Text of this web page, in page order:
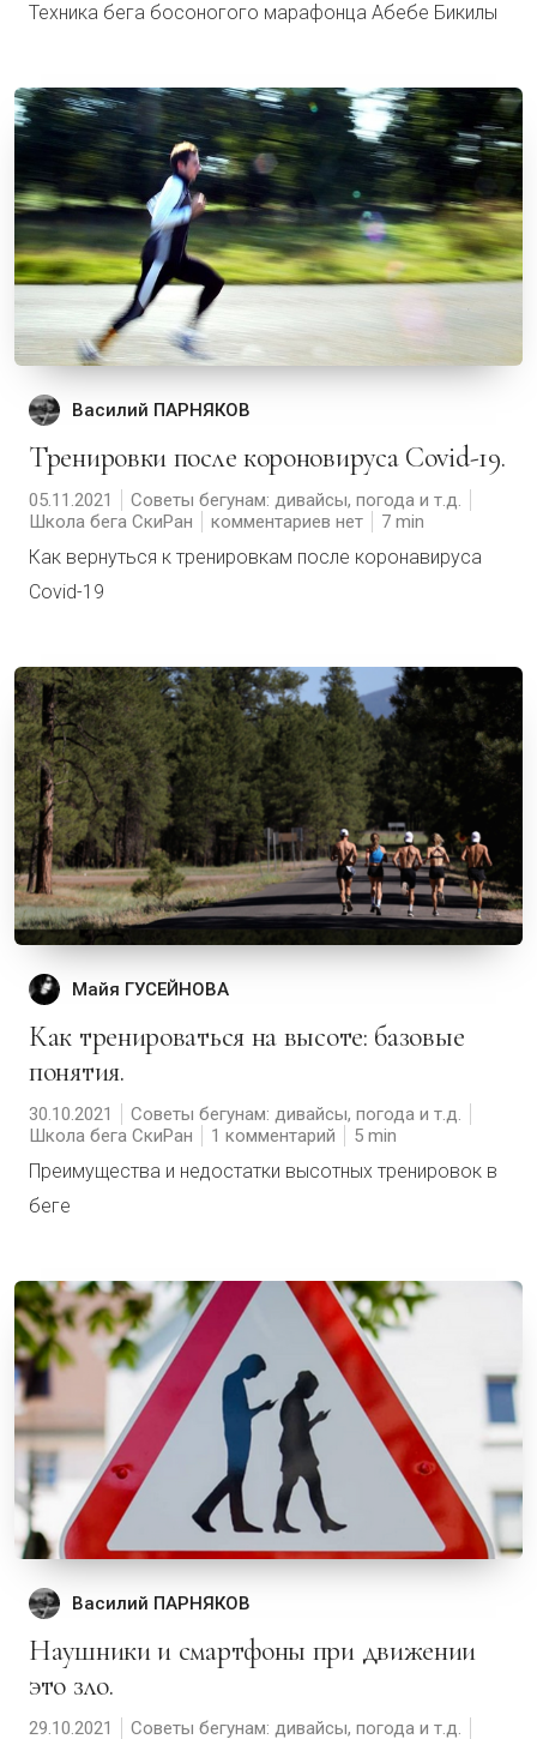
Техника бега босоногого марафонца Абебе Бикилы
Василий ПАРНЯКОВ
Тренировки после короновируса Covid-19.
05.11.2021
Советы бегунам: дивайсы, погода и т.д.
Школа бега СкиРан
комментариев нет 7
Как вернуться к тренировкам после коронавируса
Covid-19
Майя ГУСЕЙНОВА
Как тренироваться на высоте: базовые
понятия.
30.10.2021
Советы бегунам: дивайсы, погода и т.д.
Школа бега СкиРан
1 комментарий 5
Преимущества и недостатки высотных тренировок в
беге
Василий ПАРНЯКОВ
Наушники и смартфоны при движении
это зло.
29.10.2021 Советы бегунам: дивайсы, погода и т.д.